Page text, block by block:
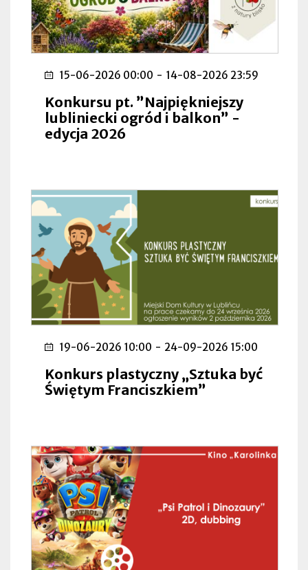
15-06-2026 00:00 - 14-08-2026 23:59
Konkursu pt. ”Najpiękniejszy
lubliniecki ogród i balkon” -
edycja 2026
19-06-2026 10:00 - 24-09-2026 15:00
Konkurs plastyczny „Sztuka być
Świętym Franciszkiem”